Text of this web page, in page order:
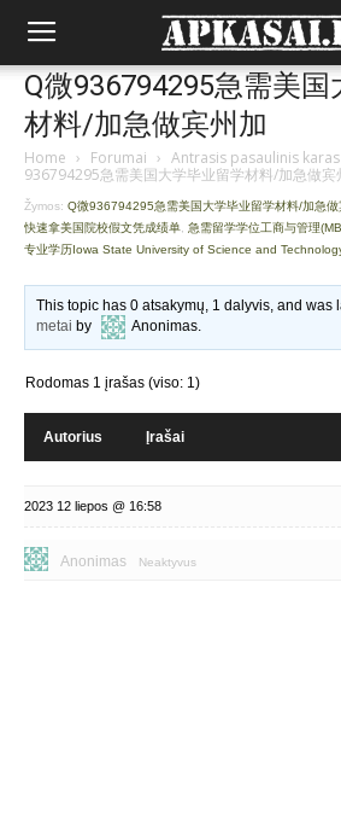
Q微936794295急需美
材料/加急做宾州加
Home › Forumai › Antrasis pasaulinis
936794295急需美国大学毕业留学材料/加急做宾
Žymos: Q微936794295急需美国大学毕业留学材料/加急
快速拿美国院校假文凭成绩单 急需留学学位工商与管理
专业学历Iowa State University of Science and
This topic has 0 atsakymų, 1 dalyvis, and was
metai by Anonimas.
Rodomas 1 įrašas (viso: 1)
Autorius Įrašai
2023 12 liepos @ 16:58
Anonimas Neaktyvus